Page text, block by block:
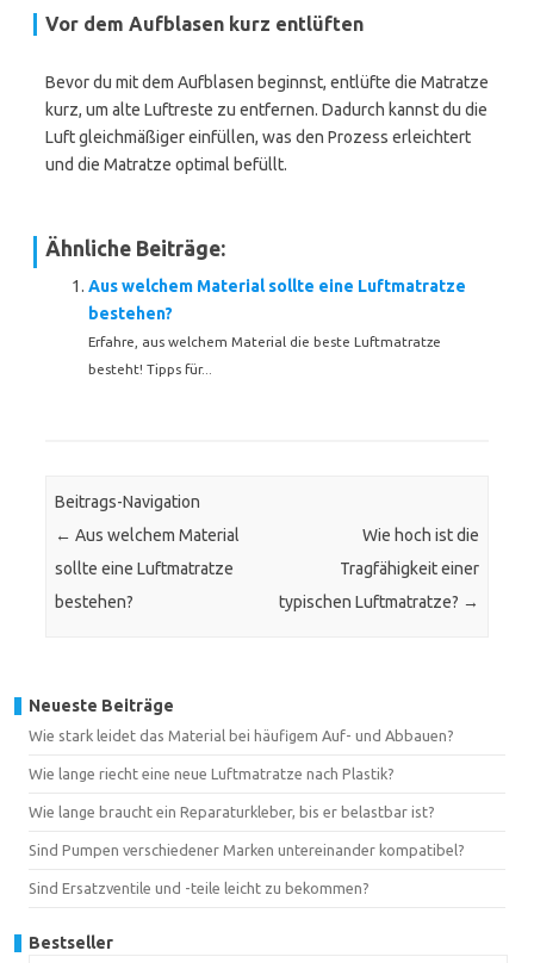
Vor dem Aufblasen kurz entlüften
Bevor du mit dem Aufblasen beginnst, entlüfte die Matratze
kurz, um alte Luftreste zu entfernen. Dadurch kannst du die
Luft gleichmäßiger einfüllen, was den Prozess erleichtert
und die Matratze optimal befüllt.
Ähnliche Beiträge:
Aus welchem Material sollte eine Luftmatratze
bestehen?
Erfahre, aus welchem Material die beste Luftmatratze
besteht! Tipps für...
Beitrags-Navigation
← Aus welchem Material
sollte eine Luftmatratze
bestehen?
Wie hoch ist die
Tragfähigkeit einer
typischen Luftmatratze? →
Neueste Beiträge
Wie stark leidet das Material bei häufigem Auf- und Abbauen?
Wie lange riecht eine neue Luftmatratze nach Plastik?
Wie lange braucht ein Reparaturkleber, bis er belastbar ist?
Sind Pumpen verschiedener Marken untereinander kompatibel?
Sind Ersatzventile und -teile leicht zu bekommen?
Bestseller